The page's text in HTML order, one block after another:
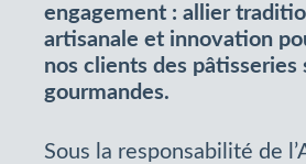
engagement : allier
artisanale et innovation
nos clients des pâtisseries
gourmandes.
Sous la responsabilité de